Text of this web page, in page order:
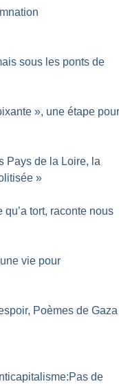
sous les ponts de
», une étape
Pays de la Loire, la
»
tort, raconte nous
vie pour
Poèmes de Gaza
de